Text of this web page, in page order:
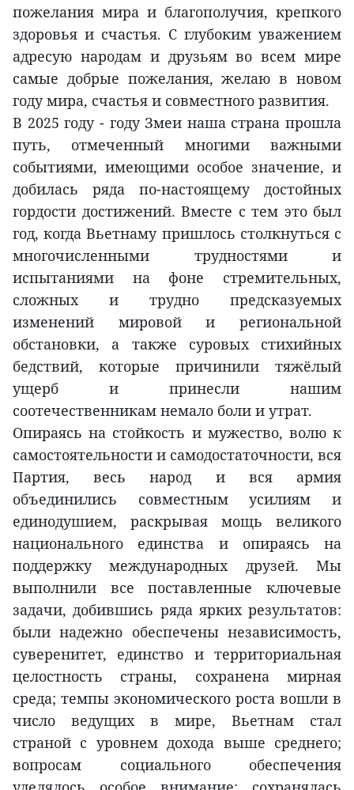
пожелания мира и благополучия, крепкого
здоровья и счастья. С глубоким уважением
адресую народам и друзьям во всем мире
самые добрые пожелания, желаю в новом
году мира, счастья и совместного развития.
В 2025 году - году Змеи наша страна прошла
путь, отмеченный многими важными
событиями, имеющими особое значение, и
добилась ряда по-настоящему достойных
гордости достижений. Вместе с тем это был
год, когда Вьетнаму пришлось столкнуться с
многочисленными трудностями и
испытаниями на фоне стремительных,
сложных и трудно предсказуемых
изменений мировой и региональной
обстановки, а также суровых стихийных
бедствий, которые причинили тяжёлый
ущерб и принесли нашим
соотечественникам немало боли и утрат.
Опираясь на стойкость и мужество, волю к
самостоятельности и самодостаточности, вся
Партия, весь народ и вся армия
объединились совместным усилиям и
единодушием, раскрывая мощь великого
национального единства и опираясь на
поддержку международных друзей. Мы
выполнили все поставленные ключевые
задачи, добившись ряда ярких результатов:
были надежно обеспечены независимость,
суверенитет, единство и территориальная
целостность страны, сохранена мирная
среда; темпы экономического роста вошли в
число ведущих в мире, Вьетнам стал
страной с уровнем дохода выше среднего;
вопросам социального обеспечения